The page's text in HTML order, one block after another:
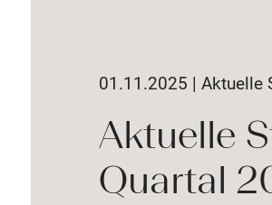
01.11.2025 | Aktuelle
Aktuelle
Quartal